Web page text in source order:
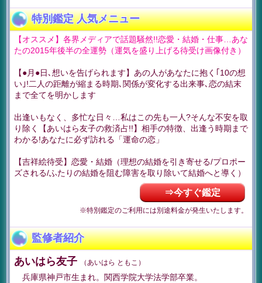
特別鑑定 人気メニュー
【オススメ】各界メディアで話題騒然!!恋愛・結婚・仕事…あな
たの2015年後半の全運勢（運気を盛り上げる待受け画像付き）
【●月●日､想いを告げられます】あの人があなたに抱く｢10の想
い｣!二人の距離が縮まる時期､関係が変化する出来事､恋の結末
まで全てを明かします
出逢いもなく、多忙な日々…私はこの先も一人?そんな不安を取
り除く【あいはら友子の救済占!!】相手の特徴、出逢う時期まで
わかる!あなたに必ず訪れる「運命の恋」
【吉祥絵待受】恋愛・結婚（理想の結婚を引き寄せる/プロポー
ズされる/ふたりの結婚を阻む障害を取り除いて結婚へと導く）
⇒今すぐ鑑定
※特別鑑定のご利用には別途料金が発生いたします。
監修者紹介
あいはら友子 （あいはら ともこ）
兵庫県神戸市生まれ。関西学院大学法学部卒業。